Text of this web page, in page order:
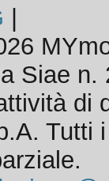
Siae n.
di
Tutti